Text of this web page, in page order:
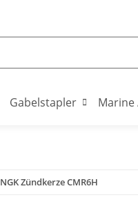
Gabelstapler Marine
NGK Zündkerze CMR6H